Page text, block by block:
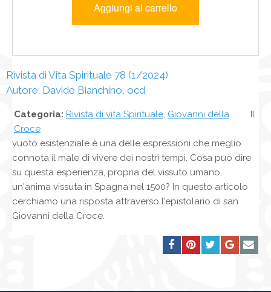
Rivista di Vita Spirituale 78 (1/2024)
Autore: Davide Bianchino, ocd
Categoria: Rivista di vita Spirituale Giovanni della
Croce
Il
vuoto esistenziale è una delle espressioni che meglio
connota il male di vivere dei nostri tempi. Cosa può dire
su questa esperienza, propria del vissuto umano,
un'anima vissuta in Spagna nel 1500? In questo articolo
cerchiamo una risposta attraverso l'epistolario di san
Giovanni della Croce.